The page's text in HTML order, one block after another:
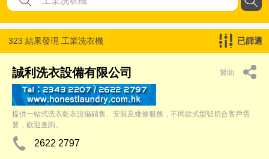
323 結果發現 工業洗衣機 已篩選
誠利洗衣設備有限公司 贊助
提供一站式洗衣乾衣設備銷售、安裝及維修服務，不同款式型號切合客戶需
要，歡迎查詢。
2622 2797